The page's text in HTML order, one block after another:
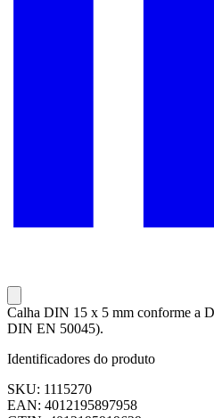
Calha DIN 15 x 5 mm conforme a
DIN EN 50045).
Identificadores do produto
SKU: 1115270
EAN: 4012195897958